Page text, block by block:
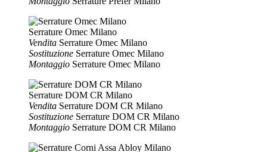
Serrature Omec Milano
Vendita Serrature Omec Milano
Sostituzione Serrature Omec Milano
Montaggio Serrature Omec Milano
Serrature DOM CR Milano
Vendita Serrature DOM CR Milano
Sostituzione Serrature DOM CR Milano
Montaggio Serrature DOM CR Milano